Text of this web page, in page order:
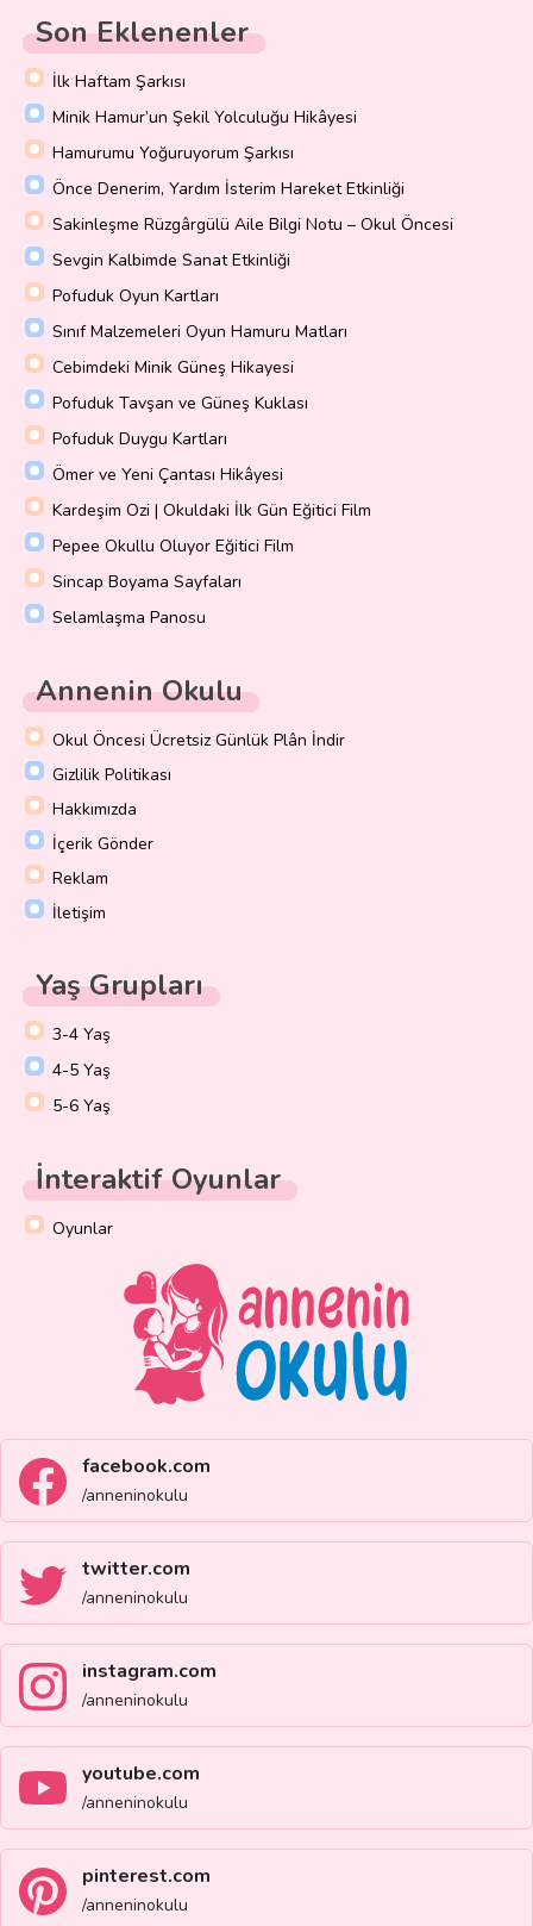
Son Eklenenler
İlk Haftam Şarkısı
Minik Hamur’un Şekil Yolculuğu Hikâyesi
Hamurumu Yoğuruyorum Şarkısı
Önce Denerim, Yardım İsterim Hareket Etkinliği
Sakinleşme Rüzgârgülü Aile Bilgi Notu – Okul Öncesi
Sevgin Kalbimde Sanat Etkinliği
Pofuduk Oyun Kartları
Sınıf Malzemeleri Oyun Hamuru Matları
Cebimdeki Minik Güneş Hikayesi
Pofuduk Tavşan ve Güneş Kuklası
Pofuduk Duygu Kartları
Ömer ve Yeni Çantası Hikâyesi
Kardeşim Ozi | Okuldaki İlk Gün Eğitici Film
Pepee Okullu Oluyor Eğitici Film
Sincap Boyama Sayfaları
Selamlaşma Panosu
Annenin Okulu
Okul Öncesi Ücretsiz Günlük Plân İndir
Gizlilik Politikası
Hakkımızda
İçerik Gönder
Reklam
İletişim
Yaş Grupları
3-4 Yaş
4-5 Yaş
5-6 Yaş
İnteraktif Oyunlar
Oyunlar
facebook.com
/anneninokulu
twitter.com
/anneninokulu
instagram.com
/anneninokulu
youtube.com
/anneninokulu
pinterest.com
/anneninokulu